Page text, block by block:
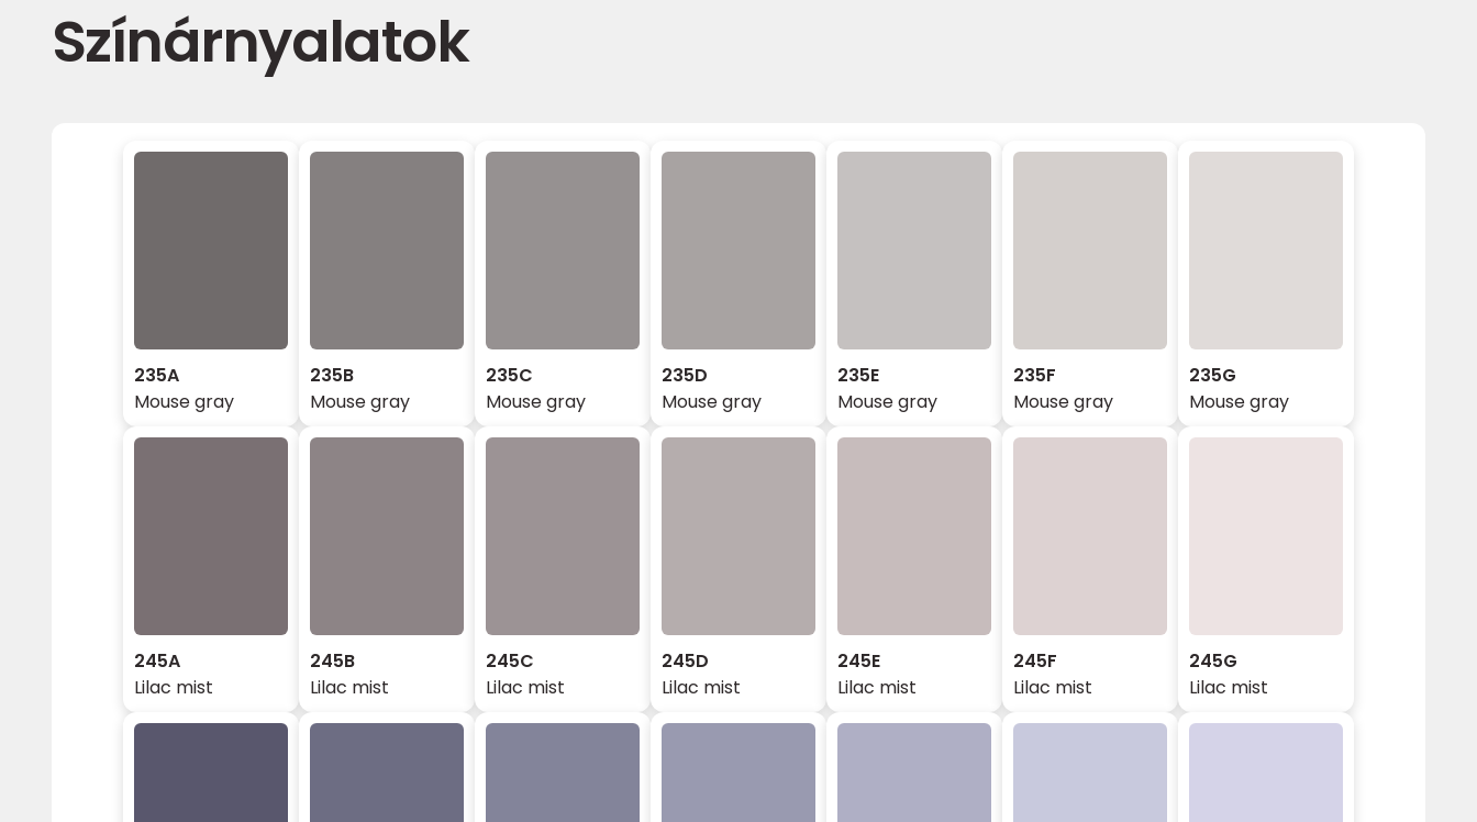
Színárnyalatok
235A
Mouse gray
235B
Mouse gray
235C
Mouse gray
235D
Mouse gray
235E
Mouse gray
235F
Mouse gray
235G
Mouse gray
245A
Lilac mist
245B
Lilac mist
245C
Lilac mist
245D
Lilac mist
245E
Lilac mist
245F
Lilac mist
245G
Lilac mist